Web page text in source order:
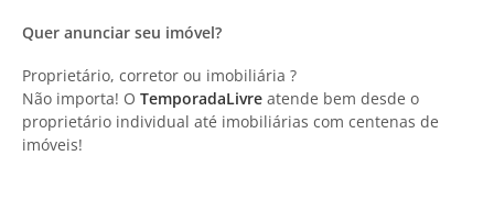
Quer anunciar seu imóvel?
Proprietário, corretor ou imobiliária ?
Não importa! O TemporadaLivre atende bem desde o
proprietário individual até imobiliárias com centenas de
imóveis!